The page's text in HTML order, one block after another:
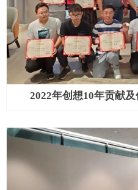
2022年创想10年贡献
Employee